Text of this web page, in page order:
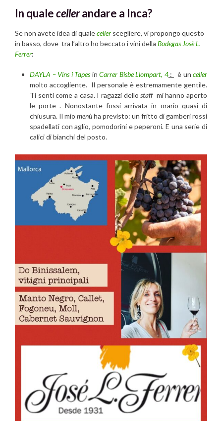
In qualecellerandare a Inca?
Se non avete idea di qualeceller scegliere, vi propongo questo
in basso, dove tra l’altro ho beccato i vini della Bodegas Josè L.
Ferrer:
DAYLA – Vins i TapesinCarrer Bisbe Llompart, 4 : è unceller
molto accogliente. Il personale è estremamente gentile.
Ti senti come a casa. I ragazzi dellostaff mi hanno aperto
le porte . Nonostante fossi arrivata in orario quasi di
chiusura. Il mio menùha previsto: un fritto di gamberi rossi
spadellati con aglio, pomodorini e peperoni. E una serie di
calici di bianchi del posto.